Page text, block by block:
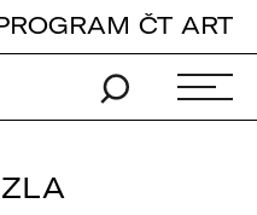
ČT ART